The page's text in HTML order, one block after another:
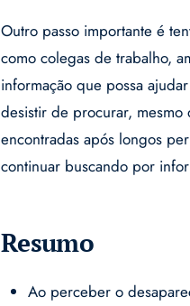
Outro passo importante é
como colegas de trabalho,
informação que possa
desistir de procurar, mesmo
encontradas após longos
continuar buscando por
Resumo
Ao perceber o